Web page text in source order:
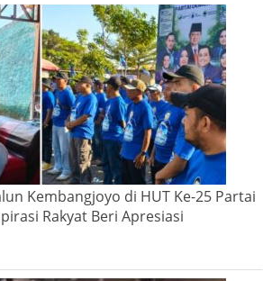
Kembangjoyo di HUT Ke-25 Partai
Rakyat Beri Apresiasi